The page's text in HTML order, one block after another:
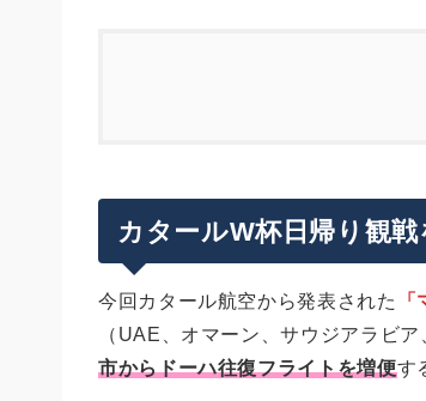
利用できるのはW杯観戦者
キャンセルは返金不可。
フライドバイの発着
マッチデー・シャトルの
まとめ
カタールW杯日帰り観
今回カタール航空から発表された
（UAE、オマーン、サウジアラビ
市からドーハ往復フライトを増便す